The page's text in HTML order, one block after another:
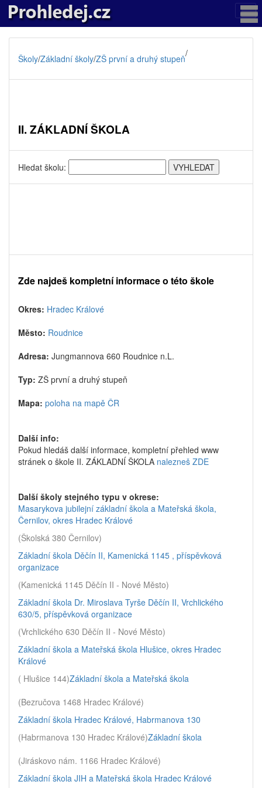
Školy/Základní školy/ZŠ první a druhý stupeň/
II. ZÁKLADNÍ ŠKOLA
Hledat školu:
Zde najdeš kompletní informace o této škole
Okres: Hradec Králové
Město: Roudnice
Adresa: Jungmannova 660 Roudnice n.L.
Typ: ZŠ první a druhý stupeň
Mapa: poloha na mapě ČR
Další info:
Pokud hledáš další informace, kompletní přehled www
stránek o škole II. ZÁKLADNÍ ŠKOLA nalezneš ZDE
Další školy stejného typu v okrese:
Masarykova jubilejní základní škola a Mateřská škola,
Černilov, okres Hradec Králové
(Školská 380 Černilov)
Základní škola Děčín II, Kamenická 1145 , příspěvková
organizace
(Kamenická 1145 Děčín II - Nové Město)
Základní škola Dr. Miroslava Tyrše Děčín II, Vrchlického
630/5, příspěvková organizace
(Vrchlického 630 Děčín II - Nové Město)
Základní škola a Mateřská škola Hlušice, okres Hradec
Králové
( Hlušice 144)Základní škola a Mateřská škola
(Bezručova 1468 Hradec Králové)
Základní škola Hradec Králové, Habrmanova 130
(Habrmanova 130 Hradec Králové)Základní škola
(Jiráskovo nám. 1166 Hradec Králové)
Základní škola JIH a Mateřská škola Hradec Králové